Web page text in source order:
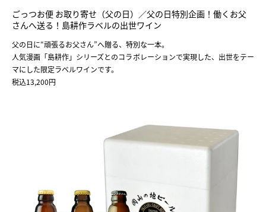
ごっつお便 お取り寄せ（父の日）／父の日特別企画！働くお父
さんへ送る！島耕作ラベルの出世ワイン
父の日に“頑張るお父さん”へ贈る、特別な一本。
人気漫画「島耕作」シリーズとのコラボレーションで実現した、出世をテー
マにした限定ラベルワインです。
税込13,200円